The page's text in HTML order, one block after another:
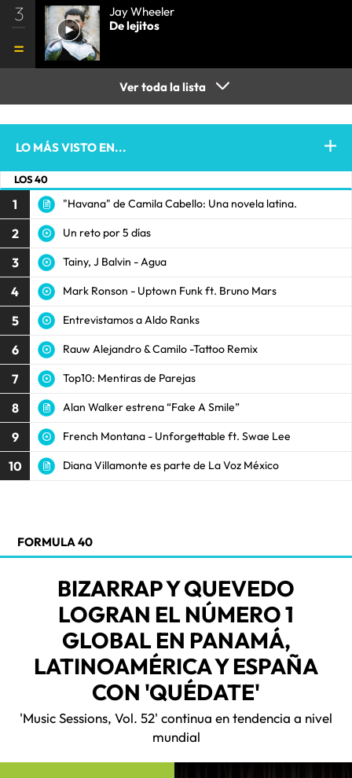
3
Jay Wheeler
De lejitos
Ver toda la lista
LO MÁS VISTO EN...
LOS 40
1 "Havana" de Camila Cabello: Una novela latina.
2 Un reto por 5 días
3 Tainy, J Balvin - Agua
4 Mark Ronson - Uptown Funk ft. Bruno Mars
5 Entrevistamos a Aldo Ranks
6 Rauw Alejandro & Camilo -Tattoo Remix
7 Top10: Mentiras de Parejas
8 Alan Walker estrena “Fake A Smile”
9 French Montana - Unforgettable ft. Swae Lee
10 Diana Villamonte es parte de La Voz México
FORMULA 40
BIZARRAP Y QUEVEDO
LOGRAN EL NÚMERO 1
GLOBAL EN PANAMÁ,
LATINOAMÉRICA Y ESPAÑA
CON 'QUÉDATE'
'Music Sessions, Vol. 52' continua en tendencia a nivel
mundial